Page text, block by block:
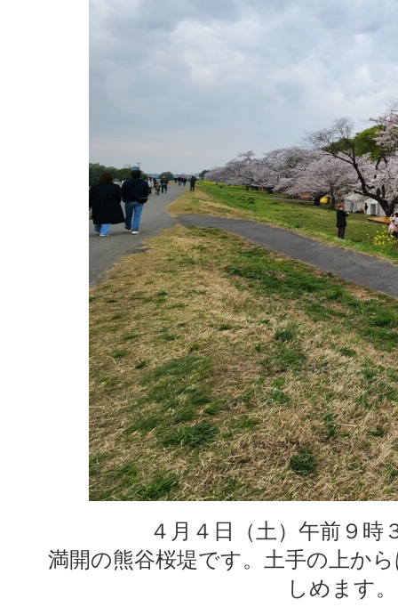
４月４日（土）午前９時
満開の熊谷桜堤です。土手の上か
しめます。